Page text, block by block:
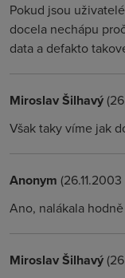
Pokud jsou
docela nechápu
data a defakto
Miroslav Šilhavý
Však taky víme jak
Anonym
Ano, nalákala
Miroslav Šilhavý